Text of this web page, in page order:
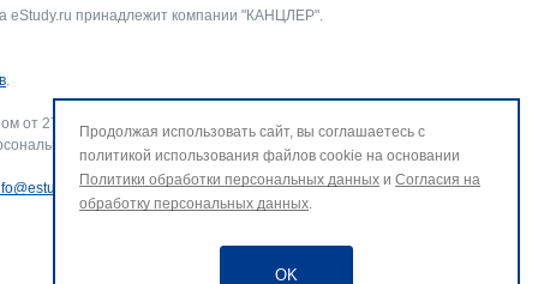
eStudy.ru принадлежит компании "КАНЦЛЕР".
.
от 27.07.2006 г. № 152-ФЗ «О персональных данных».
данных и использование файлов cookie. В случае
.
Продолжая использовать сайт, вы соглашаетесь с
политикой использования файлов cookie на основании
Политики обработки персональных данных и Согласия на
обработку персональных данных.
OK